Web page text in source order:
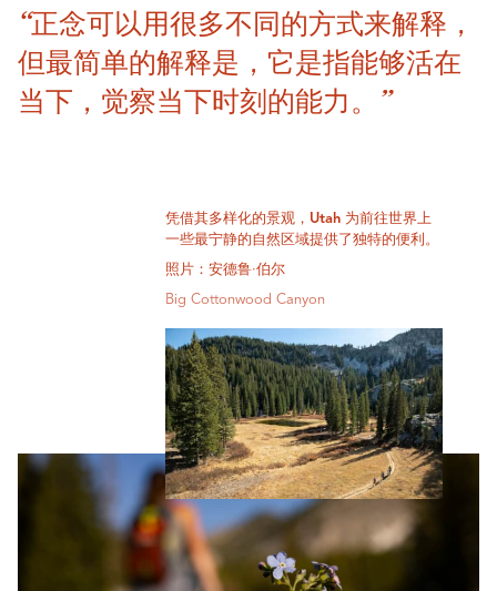
“正念可以用很多不同的方式来解释，
但最简单的解释是，它是指能够活在
当下，觉察当下时刻的能力。”
凭借其多样化的景观，Utah 为前往世界上
一些最宁静的自然区域提供了独特的便利。
照片：安德鲁·伯尔
Big Cottonwood Canyon